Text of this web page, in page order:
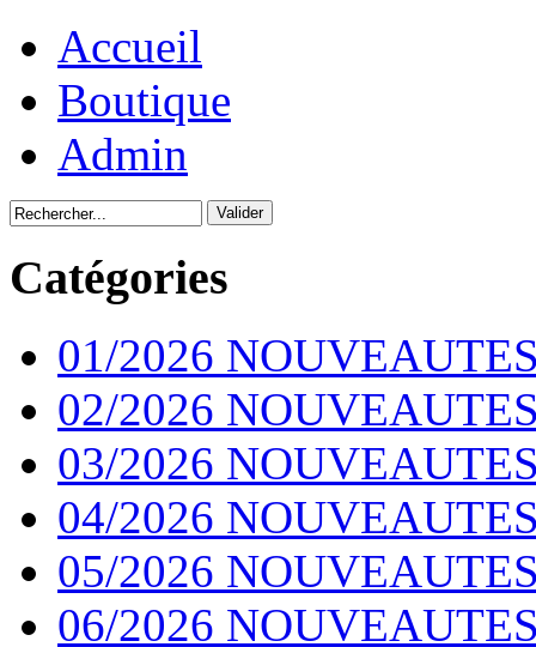
Accueil
Boutique
Admin
Catégories
01/2026
02/2026
03/2026
04/2026
05/2026
06/2026